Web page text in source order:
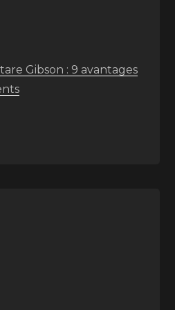
Gibson : 9 avantages